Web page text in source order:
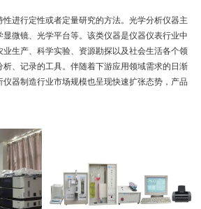
进行定性或者定量研究的方法。光学分析仪器主
微镜、光学平台等。该类仪器是仪器仪表行业中
业生产、科学实验、资源勘探以及社会生活各个领
、记录的工具。伴随着下游应用领域需求的日渐
器制造行业市场规模也呈现快速扩张态势，产品